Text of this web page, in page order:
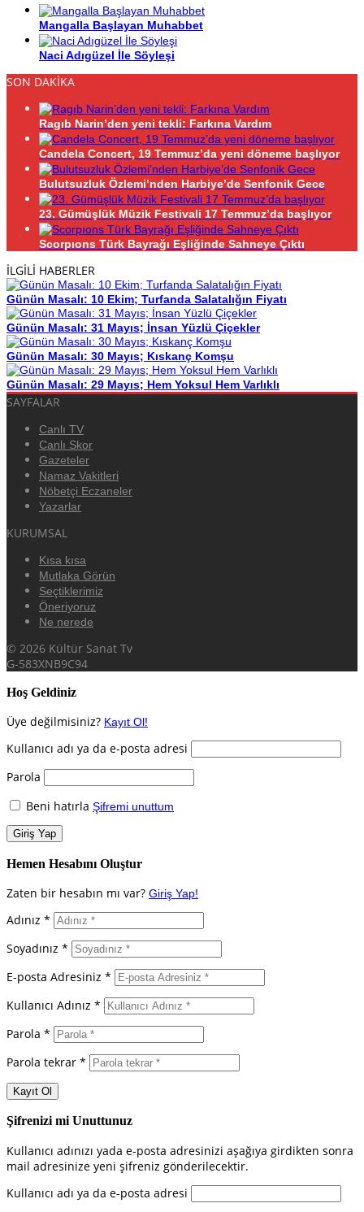
Mangalla Başlayan Muhabbet
Naci Adıgüzel İle Söyleşi
SON DAKİKA
Ragıb Narin’den yeni tekli: Farkına Vardım
Candela Concert, 19 Temmuz’da yeni döneme başlıyor
Bulutsuzluk Özlemi’nden Harbiye’de Senfonik Gece
23. Gümüşlük Müzik Festivali 17 Temmuz’da başlıyor
Scorpıons Türk Bayrağı Eşliğinde Sahneye Çıktı
İLGİLİ HABERLER
Günün Masalı: 10 Ekim; Turfanda Salatalığın Fiyatı
Günün Masalı: 31 Mayıs; İnsan Yüzlü Çiçekler
Günün Masalı: 30 Mayıs; Kıskanç Komşu
Günün Masalı: 29 Mayıs; Hem Yoksul Hem Varlıklı
SAYFALAR
Canlı TV
Canlı Skor
Gazeteler
Namaz Vakitleri
Nöbetçi Eczaneler
Yazarlar
KURUMSAL
Kısa kısa
Mutlaka Görün
Seçtiklerimiz
Öneriyoruz
Ne nerede
© 2026 Kültür Sanat Tv
G-583XNB9C94
Hoş Geldiniz
Üye değilmisiniz? Kayıt Ol!
Kullanıcı adı ya da e-posta adresi
Parola
Beni hatırla Şifremi unuttum
Hemen Hesabını Oluştur
Zaten bir hesabın mı var? Giriş Yap!
Adınız *
Soyadınız *
E-posta Adresiniz *
Kullanıcı Adınız *
Parola *
Parola tekrar *
Şifrenizi mi Unuttunuz
Kullanıcı adınızı yada e-posta adresinizi aşağıya girdikten sonra
mail adresinize yeni şifreniz gönderilecektir.
Kullanıcı adı ya da e-posta adresi